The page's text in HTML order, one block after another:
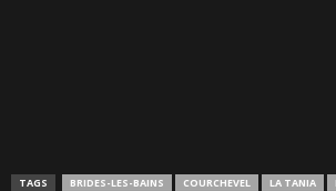
TAGS BRIDES-LES-BAINS COURCHEVEL LA TANIA